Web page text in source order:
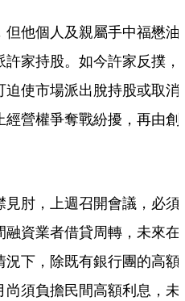
他個人及親屬手中福懋油
家持股。如今許家反撲，
使市場派出脫持股或取消
營權爭奪戰紛擾，再由創
見肘，上週召開會議，必須
資業者借貸周轉，未來在
下，除既有銀行團的高額
須負擔民間高額利息，未